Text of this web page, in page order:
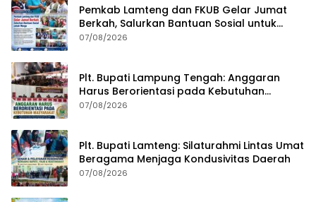
Pemkab Lamteng dan FKUB Gelar Jumat
Berkah, Salurkan Bantuan Sosial untuk
Warga
07/08/2026
Plt. Bupati Lampung Tengah: Anggaran
Harus Berorientasi pada Kebutuhan
Masyarakat
07/08/2026
Plt. Bupati Lamteng: Silaturahmi Lintas Umat
Beragama Menjaga Kondusivitas Daerah
07/08/2026